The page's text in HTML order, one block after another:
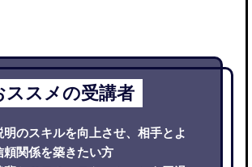
ススメの受講者
明のスキルを向上させ、相手とよ
頼関係を築きたい方